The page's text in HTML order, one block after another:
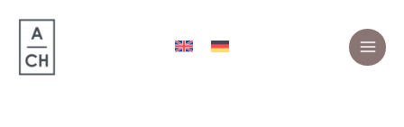
content